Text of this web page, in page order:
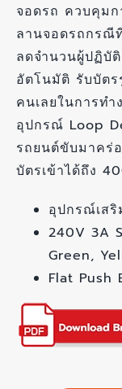
จอดรถ ควบคุมก
ลานจอดรถกรณี
ลดจำนวนผู้ปฏิบั
อัตโนมัติ รับบัตร
คนเลยในการท
อุปกรณ์ Loop
รถยนต์ขับมาคร่
บัตรเข้าได้ถึง
อุปกรณ์เสริ
240V 3A
Green,
Flat Push